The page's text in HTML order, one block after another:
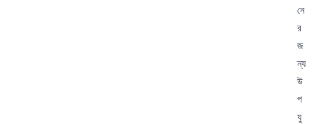
নে
র
জ
ন্য
উ
প
যু